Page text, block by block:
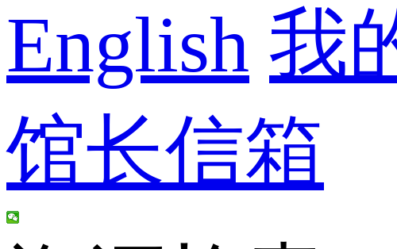
English 我
馆长信箱